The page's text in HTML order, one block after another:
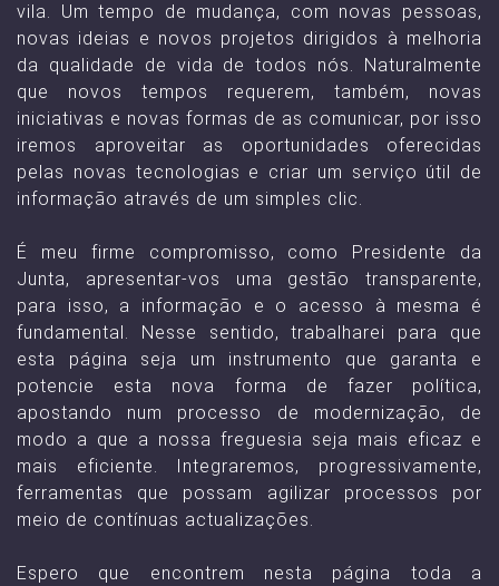
vila. Um tempo de mudança, com novas pessoas,
novas ideias e novos projetos dirigidos à melhoria
da qualidade de vida de todos nós. Naturalmente
que novos tempos requerem, também, novas
iniciativas e novas formas de as comunicar, por isso
iremos aproveitar as oportunidades oferecidas
pelas novas tecnologias e criar um serviço útil de
informação através de um simples clic.
É meu firme compromisso, como Presidente da
Junta, apresentar-vos uma gestão transparente,
para isso, a informação e o acesso à mesma é
fundamental. Nesse sentido, trabalharei para que
esta página seja um instrumento que garanta e
potencie esta nova forma de fazer política,
apostando num processo de modernização, de
modo a que a nossa freguesia seja mais eficaz e
mais eficiente. Integraremos, progressivamente,
ferramentas que possam agilizar processos por
meio de contínuas actualizações.
Espero que encontrem nesta página toda a